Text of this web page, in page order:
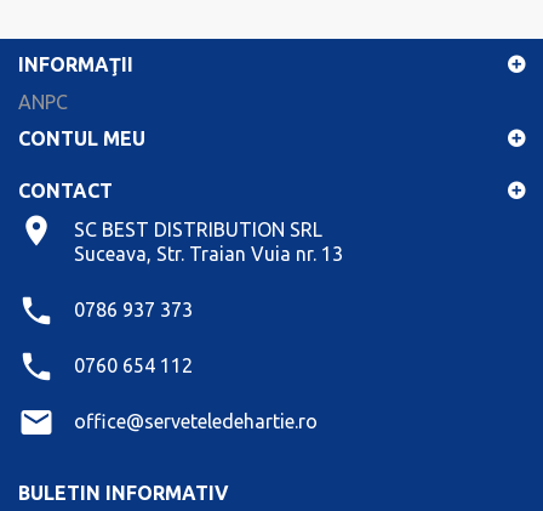
INFORMAŢII
ANPC
CONTUL MEU
CONTACT
SC BEST DISTRIBUTION SRL
Suceava, Str. Traian Vuia nr. 13
0786 937 373
0760 654 112
office@serveteledehartie.ro
BULETIN INFORMATIV